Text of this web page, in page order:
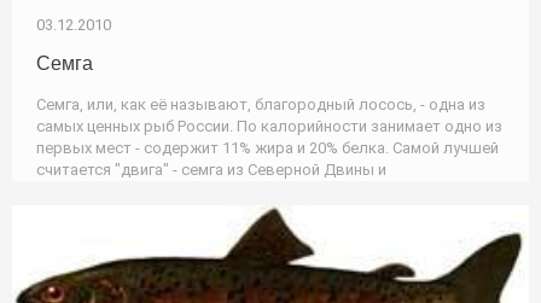
03.12.2010
Семга
Семга, или, как её называют, благородный лосось, - одна из
самых ценных рыб России. По калорийности занимает одно из
первых мест - содержит 11% жира и 20% белка. Самой лучшей
считается "двига" - семга из Северной Двины и